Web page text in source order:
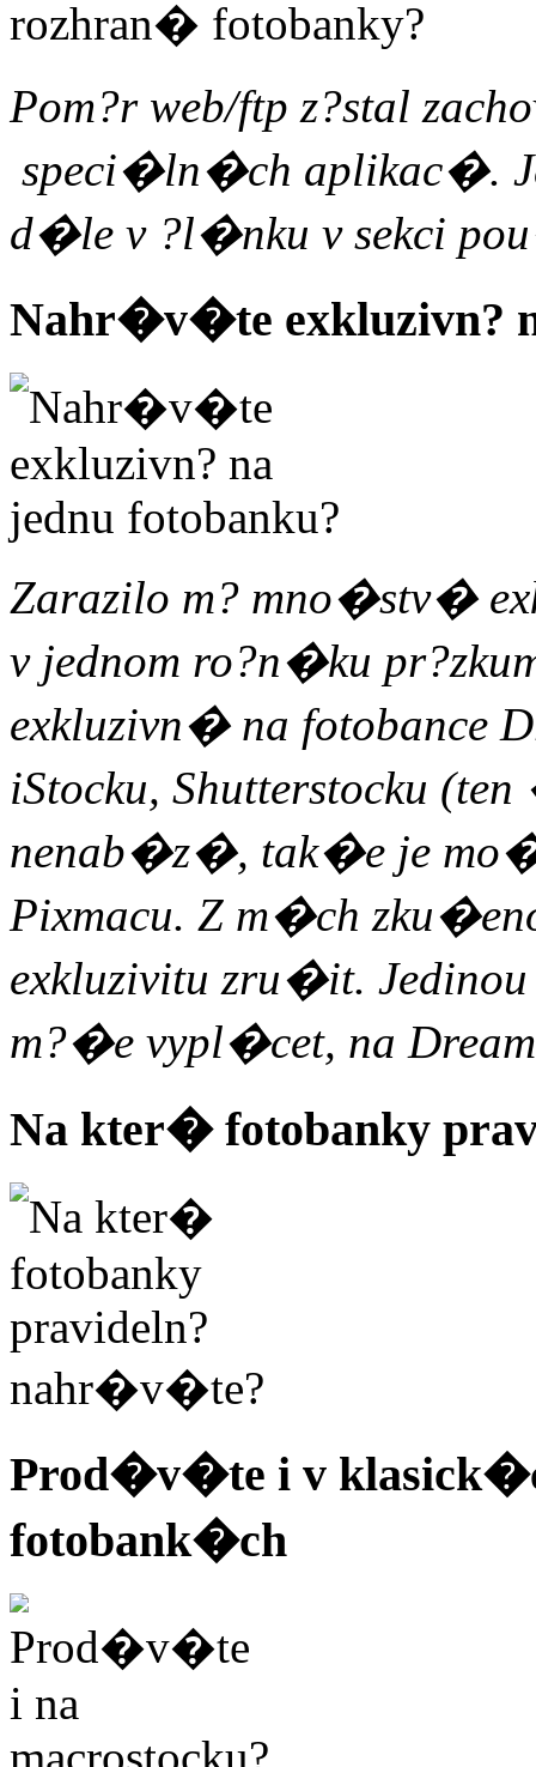
Pom?r web/ftp z?stal
speci�ln�ch aplikac�.
d�le v ?l�nku v sekci
Nahr�v�te exkluzivn?
Zarazilo m? mno�stv�
v jednom ro?n�ku
exkluzivn� na fotobance
iStocku, Shutterstocku
nenab�z�, tak�e je
Pixmacu. Z m�ch
exkluzivitu zru�it.
m?�e vypl�cet, na
Na kter� fotobanky
Prod�v�te i v
fotobank�ch